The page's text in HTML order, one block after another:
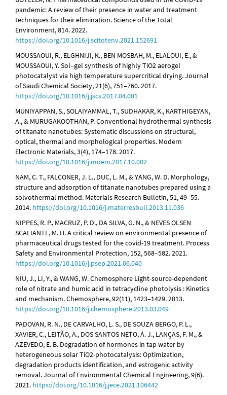
pandemic: A review of their presence in water and treatment
techniques for their elimination. Science of the Total
Environment, 814. 2022.
https://doi.org/10.1016/j.scitotenv.2021.152691
MOUSSAOUI, R., ELGHNIJI, K., BEN MOSBAH, M., ELALOUI, E., &
MOUSSAOUI, Y. Sol–gel synthesis of highly TiO2 aerogel
photocatalyst via high temperature supercritical drying. Journal
of Saudi Chemical Society, 21(6), 751–760. 2017.
https://doi.org/10.1016/j.jscs.2017.04.001
MUNIYAPPAN, S., SOLAIYAMMAL, T., SUDHAKAR, K., KARTHIGEYAN,
A., & MURUGAKOOTHAN, P. Conventional hydrothermal synthesis
of titanate nanotubes: Systematic discussions on structural,
optical, thermal and morphological properties. Modern
Electronic Materials, 3(4), 174–178. 2017.
https://doi.org/10.1016/j.moem.2017.10.002
NAM, C. T., FALCONER, J. L., DUC, L. M., & YANG, W. D. Morphology,
structure and adsorption of titanate nanotubes prepared using a
solvothermal method. Materials Research Bulletin, 51, 49–55.
2014. https://doi.org/10.1016/j.materresbull.2013.11.036
NIPPES, R. P., MACRUZ, P. D., DA SILVA, G. N., & NEVES OLSEN
SCALIANTE, M. H. A critical review on environmental presence of
pharmaceutical drugs tested for the covid-19 treatment. Process
Safety and Environmental Protection, 152, 568–582. 2021.
https://doi.org/10.1016/j.psep.2021.06.040
NIU, J., LI, Y., & WANG, W. Chemosphere Light-source-dependent
role of nitrate and humic acid in tetracycline photolysis : Kinetics
and mechanism. Chemosphere, 92(11), 1423–1429. 2013.
https://doi.org/10.1016/j.chemosphere.2013.03.049
PADOVAN, R. N., DE CARVALHO, L. S., DE SOUZA BERGO, P. L.,
XAVIER, C., LEITÃO, A., DOS SANTOS NETO, Á. J., LANÇAS, F. M., &
AZEVEDO, E. B. Degradation of hormones in tap water by
heterogeneous solar TiO2-photocatalysis: Optimization,
degradation products identification, and estrogenic activity
removal. Journal of Environmental Chemical Engineering, 9(6).
2021. https://doi.org/10.1016/j.jece.2021.106442